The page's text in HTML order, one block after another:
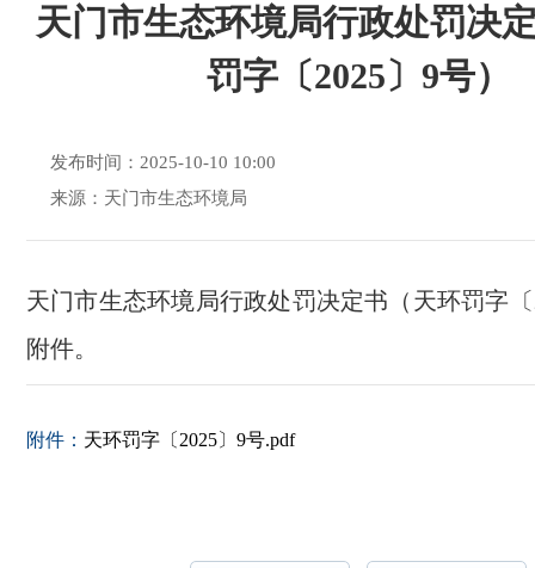
天门市生态环境局行政处罚决
罚字〔2025〕9号）
发布时间：2025-10-10 10:00
来源：天门市生态环境局
天门市生态环境局行政处罚决定书（天环罚字
附件。
附件： 天环罚字〔2025〕9号.pdf